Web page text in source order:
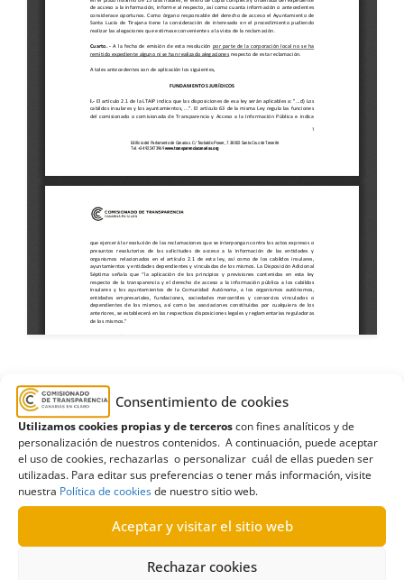
Consentimiento de cookies
Utilizamos cookies propias y de terceroscon fines analíticos y de
personalización de nuestros contenidos. A continuación, puede aceptar
el uso de cookies, rechazarlas o personalizar cuál de ellas pueden ser
utilizadas. Para editar sus preferencias o tener más información, visite
nuestra Política de cookiesde nuestro sitio web.
Aceptar y visitar el sitio web
Rechazar cookies
Ayuntamiento de Santa Lucía de Tirajana
Estimatoria,Guayadeque,Guayre,vallado
R436/2023